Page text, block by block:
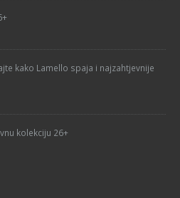
kako Lamello spaja i najzahtjevnije
kolekciju 26+